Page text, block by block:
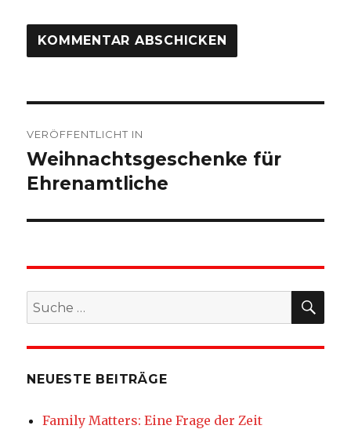
VERÖFFENTLICHT IN
Weihnachtsgeschenke für
Ehrenamtliche
Suche
nach:
NEUESTE BEITRÄGE
Family Matters: Eine Frage der Zeit